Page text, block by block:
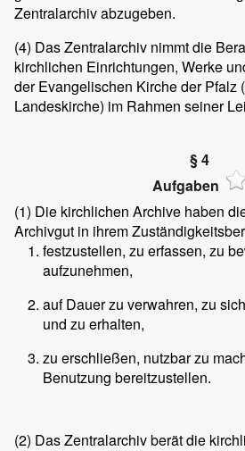
Zentralarchiv abzugeben.
(4) Das Zentralarchiv nimmt die
kirchlichen Einrichtungen, Werke
der Evangelischen Kirche der Pfalz
Landeskirche) im Rahmen seiner
§ 4
Aufgaben
(1) Die kirchlichen Archive haben
Archivgut in ihrem
festzustellen, zu erfassen, zu
aufzunehmen,
auf Dauer zu verwahren, zu
und zu erhalten,
zu erschließen, nutzbar zu
Benutzung bereitzustellen.
(2) Das Zentralarchiv berät die